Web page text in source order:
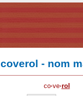
coverol - nom
co·ve·rol